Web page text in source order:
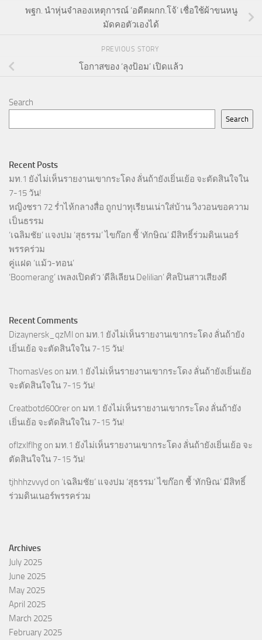
พฐก. นำหุ่นจำลองเหตุการณ์ ‘อดีตผกก.โจ้’ เชื่อใช้ผ้าขนหนู
มัดคอตัวเองได้
PREVIOUS STORY
โอกาสของ ‘ลุงป้อม’ เปิดแล้ว
Search
Search
Recent Posts
มท.1 ยังไม่เห็นรายงานเขากระโดง ลั่นถ้ายังเยิ่นเย้อ จะตัดสินใจใน
7-15 วัน!
หญิงชรา 72 ร่ำไห้กลางสื่อ ถูกปาทุเรียนเน่าใส่บ้าน วิงวอนขอความ
เป็นธรรม
‘เฉลิมชัย’ แจงปม ‘สุธรรม’ ไขก๊อก ชี้ ‘ทักษิณ’ มีสิทธิ์ร่วมดินเนอร์
พรรคร่วม
คู่แฝด ‘แม้ว-ทอน’
‘Boomerang’ เพลงเปิดตัว ‘ดีลิเลียน Delilian’ ศิลปินสาวเสียงดี
Recent Comments
Dizaynersk_qzMl on มท.1 ยังไม่เห็นรายงานเขากระโดง ลั่นถ้ายัง
เยิ่นเย้อ จะตัดสินใจใน 7-15 วัน!
ThomasVes on มท.1 ยังไม่เห็นรายงานเขากระโดง ลั่นถ้ายังเยิ่นเย้อ
จะตัดสินใจใน 7-15 วัน!
Creatbotd600rer on มท.1 ยังไม่เห็นรายงานเขากระโดง ลั่นถ้ายัง
เยิ่นเย้อ จะตัดสินใจใน 7-15 วัน!
oflzxlflhg on มท.1 ยังไม่เห็นรายงานเขากระโดง ลั่นถ้ายังเยิ่นเย้อ จะ
ตัดสินใจใน 7-15 วัน!
tjhhhzvvyd on ‘เฉลิมชัย’ แจงปม ‘สุธรรม’ ไขก๊อก ชี้ ‘ทักษิณ’ มีสิทธิ์
ร่วมดินเนอร์พรรคร่วม
Archives
July 2025
June 2025
May 2025
April 2025
March 2025
February 2025